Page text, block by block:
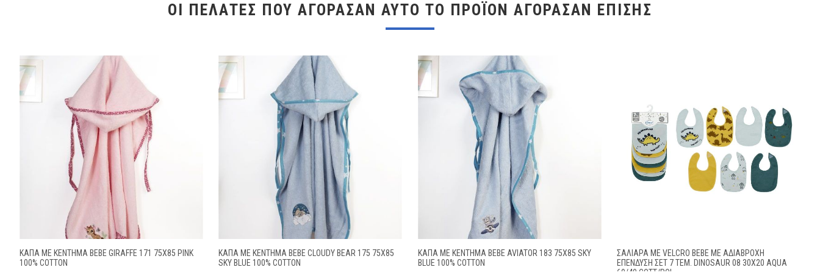
ΟΙ ΠΕΛΆΤΕΣ ΠΟΥ ΑΓΌΡΑΣΑΝ ΑΥΤΌ ΤΟ ΠΡΟΪΌΝ ΑΓΌΡΑΣΑΝ ΕΠΊΣΗΣ
ΚΆΠΑ ΜΕ ΚΈΝΤΗΜΑ BEBE GIRAFFE 171 75X85 PINK
100% COTTON
ΚΆΠΑ ΜΕ ΚΈΝΤΗΜΑ BEBE CLOUDY BEAR 175 75X85
SKY BLUE 100% COTTON
ΚΆΠΑ ΜΕ ΚΈΝΤΗΜΑ BEBE AVIATOR 183 75X85 SKY
BLUE 100% COTTON
ΣΑΛΙΆΡΑ ΜΕ VELCRO BEBE ΜΕ ΑΔΙΆΒΡΟΧΗ
ΕΠΈΝΔΥΣΗ ΣΕΤ 7 ΤΕΜ. DINOSAUR 08 30X20 AQUA
60/40 COTT/POL